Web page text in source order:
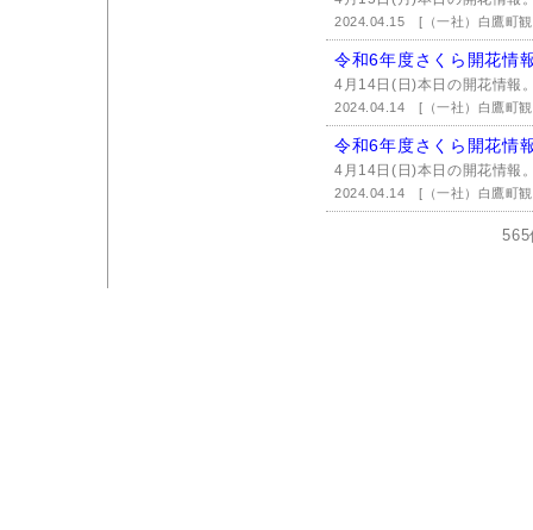
2024.04.15[（一社）白鷹町
令和6年度さくら開花情
4月14日(日)本日の開花情報
2024.04.14[（一社）白鷹町
令和6年度さくら開花情
4月14日(日)本日の開花情報
2024.04.14[（一社）白鷹町